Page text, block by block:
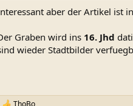
i
n
e
n
aber der Artikel ist
Graben wird ins 16. Jhd
wieder Stadtbilder
ThoBo